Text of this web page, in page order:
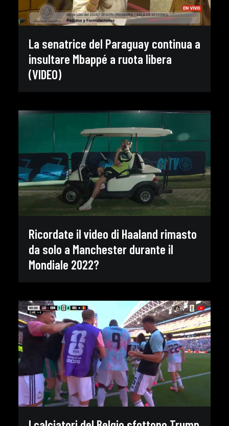
La senatrice del Paraguay continua a
insultare Mbappé a ruota libera
(VIDEO)
Ricordate il video di Haaland rimasto
da solo a Manchester durante il
Mondiale 2022?